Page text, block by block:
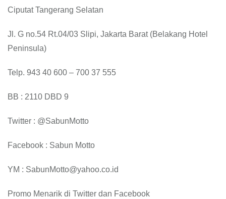
Ciputat Tangerang Selatan
Jl. G no.54 Rt.04/03 Slipi, Jakarta Barat (Belakang Hotel
Peninsula)
Telp. 943 40 600 – 700 37 555
BB : 2110 DBD 9
Twitter : @SabunMotto
Facebook : Sabun Motto
YM : SabunMotto@yahoo.co.id
Promo Menarik di Twitter dan Facebook